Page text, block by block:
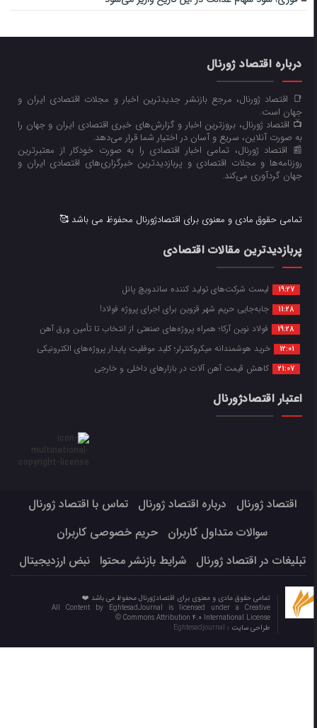
درباره اقتصاد ژورنال
📑 اقتصاد ژورنال، مرجع بازنشر جدیدترین اخبار و مجلات اقتصادی ایران و
جهان است.
📺 اقتصاد ژورنال، بروزترین اخبار و گزارش‌های خبری اقتصادی ایران و جهان را
به صورت آنلاین، سریع و آسان در اختیار شما قرار می‌‌دهد.
📰 اقتصاد ژورنال، تمامی اخبار اقتصادی را به صورت خودکار از معتبرترین
روزنامه‌ها و مجلات اقتصادی و پربازدیدترین خبرگزاری‌های اقتصادی ایران و
جهان گردآوری می‌کند.
تمامی حقوق مادی و معنوی برای اقتصادژورنال محفوظ می باشد 🥰
پربازدیدترین مقالات اقتصادی
19:27 لیست شرکت‌های تولید کننده ساندویچ پانل
11:28 جابه‌جایی حریم شهر قزوین برای اجرای پروژه فولاد!
19:28 فولاد نوین آرکا؛ همراه پروژه‌های صنعتی از انتخاب تا تأمین ورق آهن
12:01 خرید هوشمندانه میکروکنترلر؛ کلید موفقیت پایدار پروژه‌های الکترونیکی
21:07 کاهش قیمت آهن آلات در بازارهای داخلی و خارجی
اعتبار اقتصادژورنال
اقتصاد ژورنال درباره اقتصاد ژورنال
تماس با اقتصاد ژورنال
سوالات متداول کاربران
حریم خصوصی کاربران
تبلیغات در اقتصاد ژورنال
شرایط بازنشر محتوا نبض ارزدیجیتال
تمامی حقوق مادی و معنوی برای اقتصادژورنال محفوظ می باشد ❤️
All Content by EghtesadJournal is licensed under a Creative
Commons Attribution 4.0 International License ©️
طراحی سایت :